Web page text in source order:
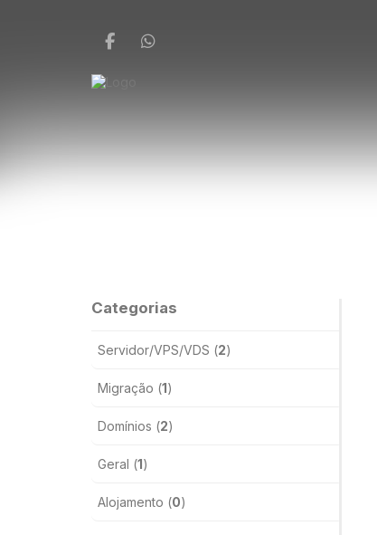
Categorias
Servidor/VPS/VDS (2)
Migração (1)
Domínios (2)
Geral (1)
Alojamento (0)